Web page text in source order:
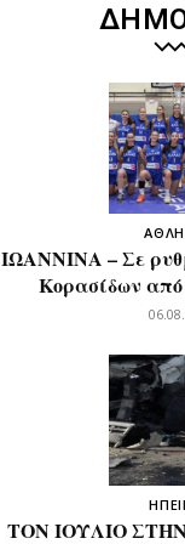
ΙΩΑΝΝΙΝΑ – Σε
Κορασίδων
ΤΟΝ ΙΟΥΛΙΟ